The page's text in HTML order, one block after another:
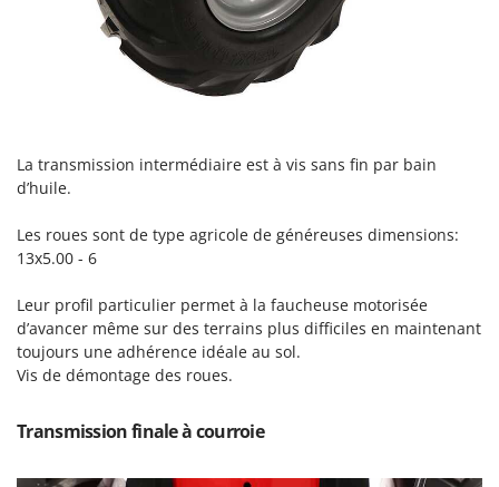
Resto Italia
Ribimex
River Systems
Robomow
Rover Pompe
Ryobi
S
S.T.P.
Santos
La transmission intermédiaire est à vis sans fin par bain
d’huile.
Les roues sont de type agricole de généreuses dimensions:
13x5.00 - 6
Leur profil particulier permet à la faucheuse motorisée
d’avancer même sur des terrains plus difficiles en maintenant
toujours une adhérence idéale au sol.
Vis de démontage des roues.
Transmission finale à courroie